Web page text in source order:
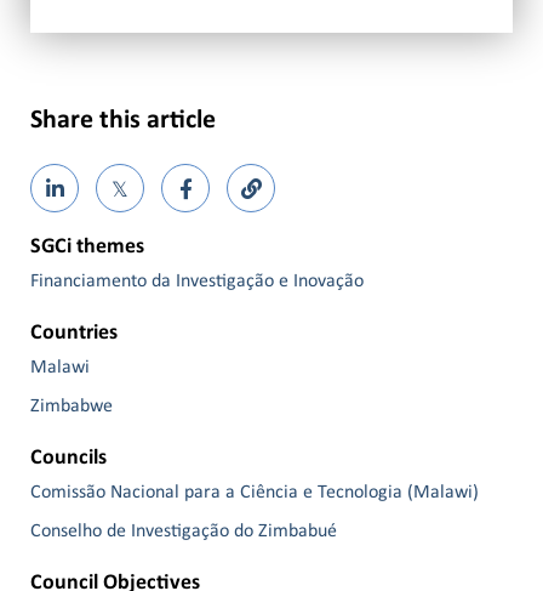
Share this article
𝕏
SGCi themes
Financiamento da Investigação e Inovação
Countries
Malawi
Zimbabwe
Councils
Comissão Nacional para a Ciência e Tecnologia (Malawi)
Conselho de Investigação do Zimbabué
Council Objectives